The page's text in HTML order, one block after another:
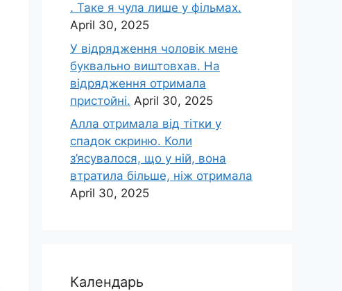
. Таке я чула лише у фільмах.
April 30, 2025
У відрядження чоловік мене
буквально виштовхав. На
відрядження отримала
пристойні. April 30, 2025
Алла отримала від тітки у
спадок скриню. Коли
з’ясувалося, що у ній, вона
втратила більше, ніж отримала
April 30, 2025
Календарь